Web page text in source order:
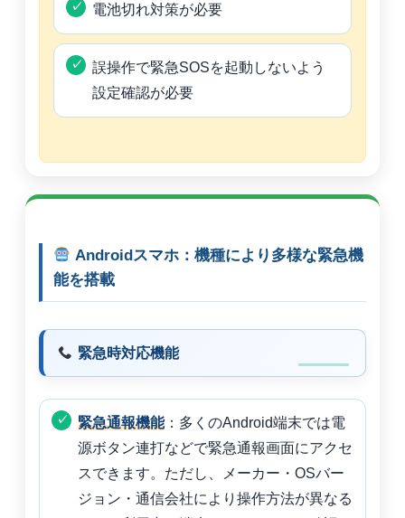
電池切れ対策が必要
誤操作で緊急SOSを起動しないよう
設定確認が必要
Androidスマホ：機種により多様な緊急機
能を搭載
緊急時対応機能
緊急通報機能：多くのAndroid端末では電
源ボタン連打などで緊急通報画面にアクセ
スできます。ただし、メーカー・OSバー
ジョン・通信会社により操作方法が異なる